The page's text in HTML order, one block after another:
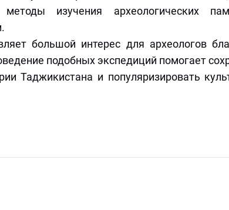
изучения археологических
большой интерес для археологов
подобных экспедиций помогает
Таджикистана и популяризировать